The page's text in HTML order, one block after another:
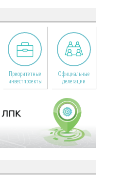
Приоритетные
инвестпроекты
Официальные
делегации